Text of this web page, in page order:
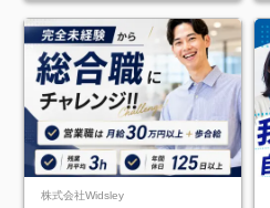
株式会社Widsley